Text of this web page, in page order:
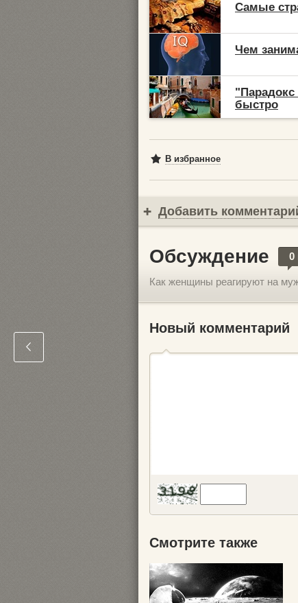
Самые
Чем
быстро
В избранное
Добавить
Обсуждение 0
Как женщины реагируют на
Новый комментарий
Смотрите также